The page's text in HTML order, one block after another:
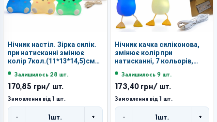
Нічник настіл. Зірка силік.
при натисканні змінює
колір 7кол.(11*13*14,5)см
Залишилось 28 шт.
170,85 грн/ шт.
Замовлення від 1 шт.
- 1 шт. +
Нічник качка силіконова,
змінює колір при
натисканні, 7 кольорів,
Залишилось 9 шт.
173,40 грн/ шт.
Замовлення від 1 шт.
- 1 шт. +